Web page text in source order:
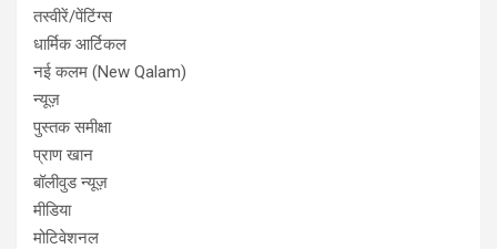
तस्वीरें/पेंटिंग्स
धार्मिक आर्टिकल
नई कलम (New Qalam)
न्यूज़
पुस्तक समीक्षा
प्राण खान
बॉलीवुड न्यूज़
मीडिया
मोटिवेशनल